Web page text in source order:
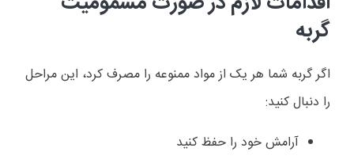
گربه
اگر گربه شما هر یک از مواد ممنوعه را مصرف کرد، این مراحل
را دنبال کنید:
آرامش خود را حفظ کنید